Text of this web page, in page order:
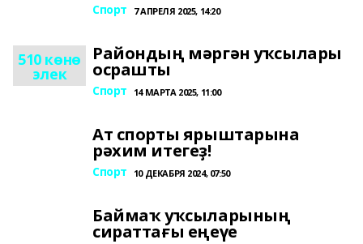
Спорт 7 АПРЕЛЯ 2025, 14:20
510 көнө
элек
Райондың мәргән уҡсылары
осрашты
Спорт 14 МАРТА 2025, 11:00
Ат спорты ярыштарына
рәхим итегеҙ!
Спорт 10 ДЕКАБРЯ 2024, 07:50
Баймаҡ уҡсыларының
сираттағы еңеүе